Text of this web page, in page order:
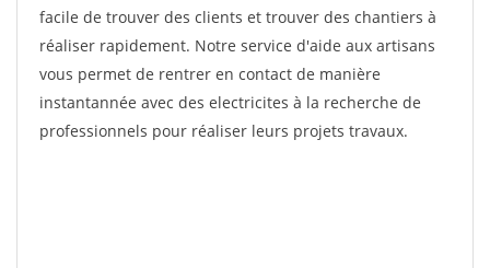
facile de trouver des clients et trouver des chantiers à
réaliser rapidement. Notre service d'aide aux artisans
vous permet de rentrer en contact de manière
instantannée avec des electricites à la recherche de
professionnels pour réaliser leurs projets travaux.